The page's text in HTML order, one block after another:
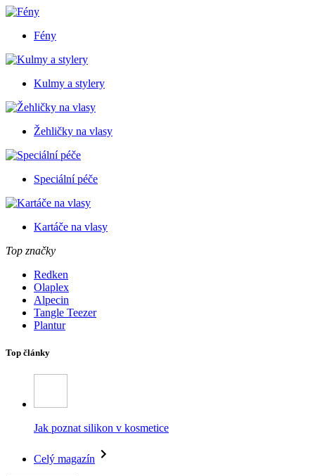
Fény
Kulmy a stylery
Žehličky na vlasy
Speciální péče
Kartáče na vlasy
Top značky
Redken
Olaplex
Alpecin
Tangle Teezer
Plantur
Top články
Jak poznat silikon v kosmetice
Celý magazín